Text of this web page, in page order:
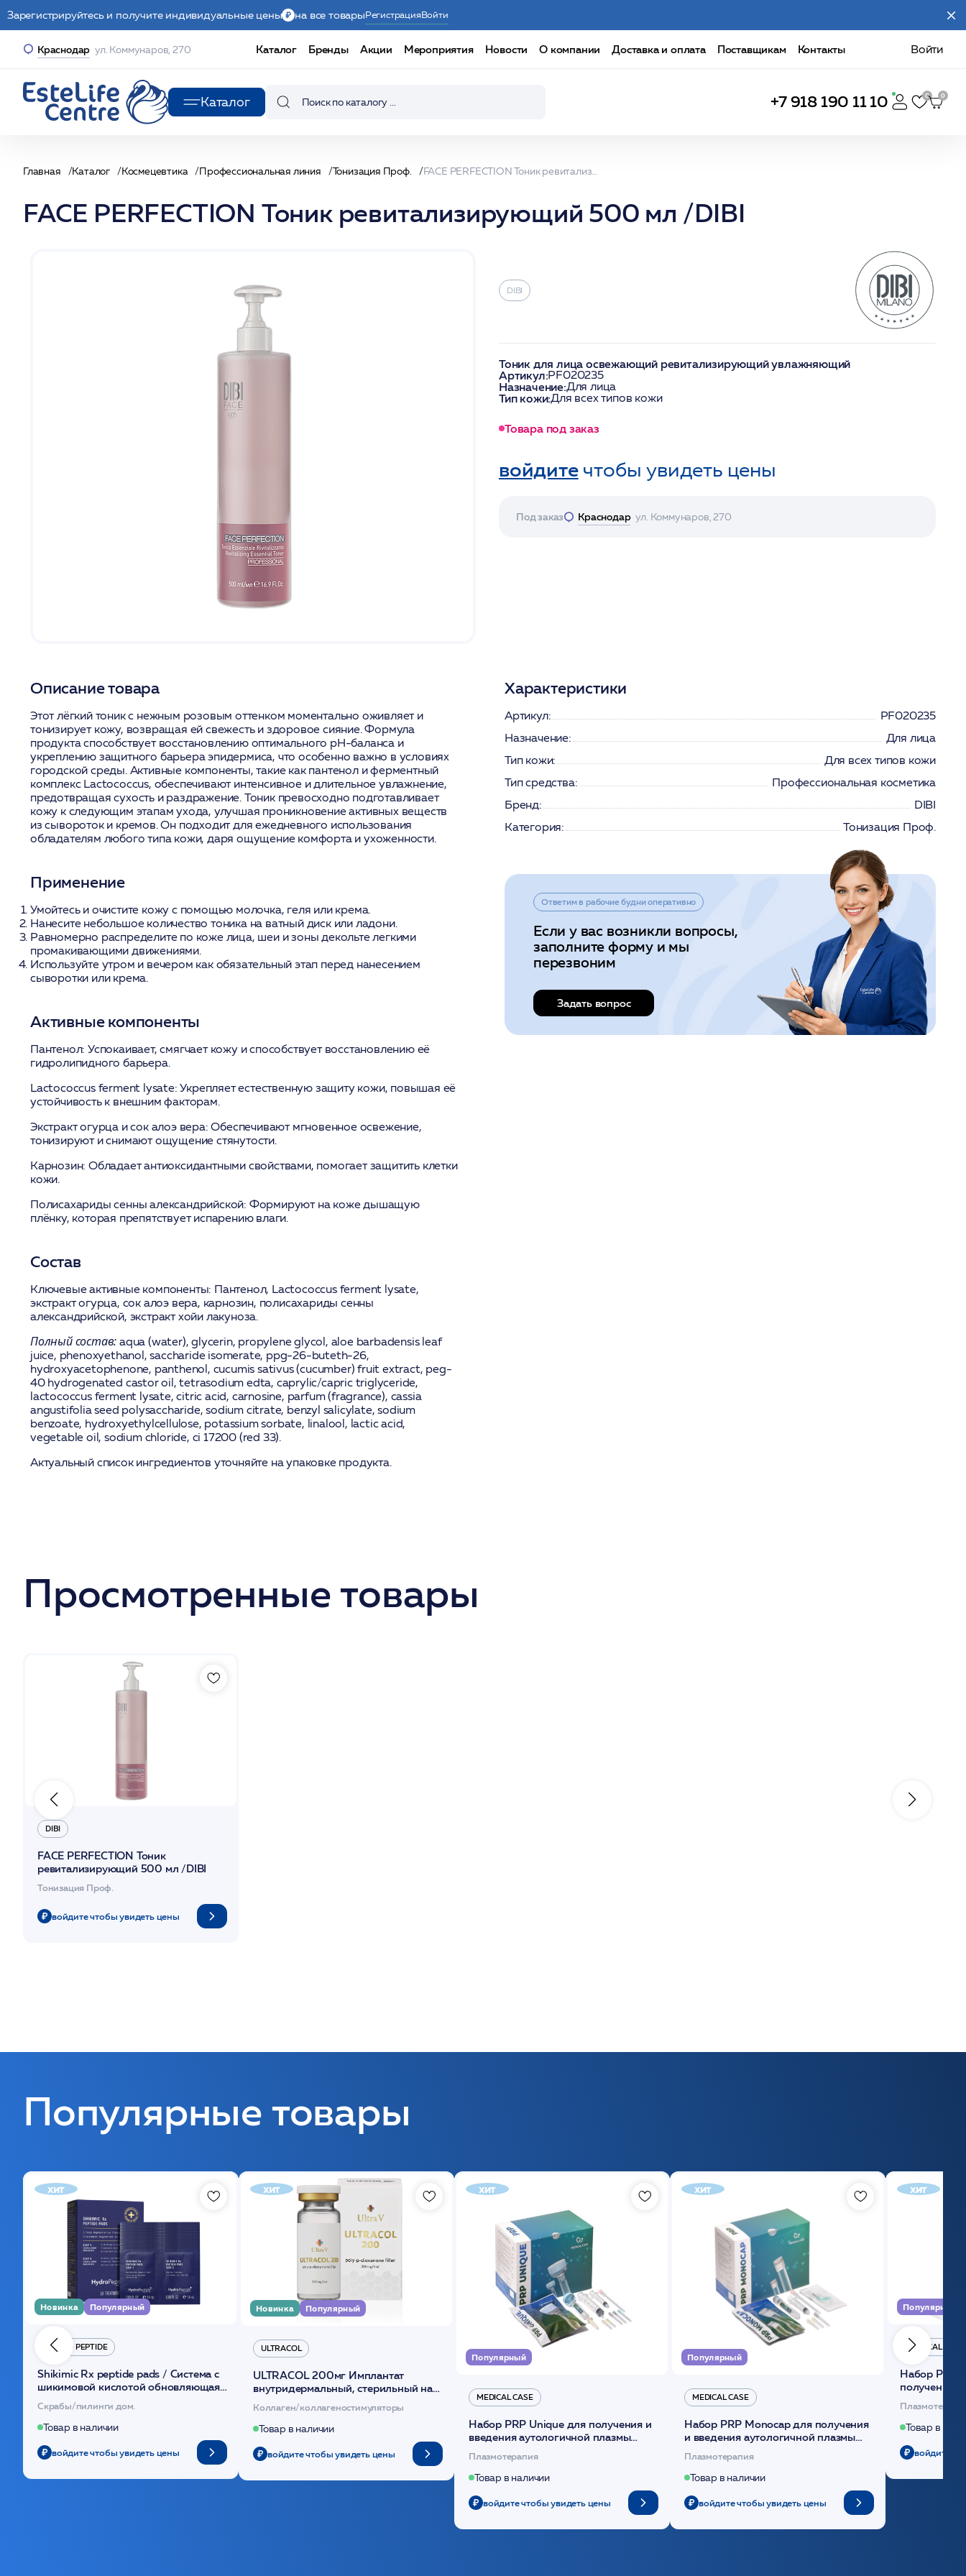
Зарегистрируйтесь и получите индивидуальные цены на все товарыРегистрацияВойти
Краснодар ул. Коммунаров, 270 Каталог Бренды Акции Мероприятия Новости О компании Доставка и оплата Поставщикам Контакты Войти
Каталог +7 918 190 11 10
Главная Каталог Космецевтика Профессиональная линия Тонизация Проф.
FACE PERFECTION Тоник ревитализирующий 500 мл /DIBI
DIBI
Тоник для лица освежающий ревитализирующий увлажняющий
Артикул:PF020235
Назначение:Для лица
Тип кожи:Для всех типов кожи
Товара под заказ
войдитечтобы увидеть цены
Под заказ Краснодар ул. Коммунаров, 270
Описание товара
Этот лёгкий тоник с нежным розовым оттенком моментально оживляет и
тонизирует кожу, возвращая ей свежесть и здоровое сияние. Формула
продукта способствует восстановлению оптимального pH-баланса и
укреплению защитного барьера эпидермиса, что особенно важно в условиях
городской среды. Активные компоненты, такие как пантенол и ферментный
комплекс Lactococcus, обеспечивают интенсивное и длительное увлажнение,
предотвращая сухость и раздражение. Тоник превосходно подготавливает
кожу к следующим этапам ухода, улучшая проникновение активных веществ
из сывороток и кремов. Он подходит для ежедневного использования
обладателям любого типа кожи, даря ощущение комфорта и ухоженности.
Применение
Умойтесь и очистите кожу с помощью молочка, геля или крема.
Нанесите небольшое количество тоника на ватный диск или ладони.
Равномерно распределите по коже лица, шеи и зоны декольте легкими
промакивающими движениями.
Используйте утром и вечером как обязательный этап перед нанесением
сыворотки или крема.
Активные компоненты
Пантенол: Успокаивает, смягчает кожу и способствует восстановлению её
гидролипидного барьера.
Lactococcus ferment lysate: Укрепляет естественную защиту кожи, повышая её
устойчивость к внешним факторам.
Экстракт огурца и сок алоэ вера: Обеспечивают мгновенное освежение,
тонизируют и снимают ощущение стянутости.
Карнозин: Обладает антиоксидантными свойствами, помогает защитить клетки
кожи.
Полисахариды сенны александрийской: Формируют на коже дышащую
плёнку, которая препятствует испарению влаги.
Состав
Ключевые активные компоненты: Пантенол, Lactococcus ferment lysate,
экстракт огурца, сок алоэ вера, карнозин, полисахариды сенны
александрийской, экстракт хойи лакуноза.
Полный состав: aqua (water), glycerin, propylene glycol, aloe barbadensis leaf
juice, phenoxyethanol, saccharide isomerate, ppg-26-buteth-26,
hydroxyacetophenone, panthenol, cucumis sativus (cucumber) fruit extract, peg-
40 hydrogenated castor oil, tetrasodium edta, caprylic/capric triglyceride,
lactococcus ferment lysate, citric acid, carnosine, parfum (fragrance), cassia
angustifolia seed polysaccharide, sodium citrate, benzyl salicylate, sodium
benzoate, hydroxyethylcellulose, potassium sorbate, linalool, lactic acid,
vegetable oil, sodium chloride, ci 17200 (red 33).
Актуальный список ингредиентов уточняйте на упаковке продукта.
Характеристики
Артикул:
PF020235
Назначение:
Для лица
Тип кожи:
Для всех типов кожи
Тип средства:
Профессиональная косметика
Бренд:
DIBI
Категория:
Тонизация Проф.
Ответим в рабочие будни оперативно
Если у вас возникли вопросы,
заполните форму и мы
перезвоним
Задать вопрос
Просмотренные товары
DIBI
FACE PERFECTION Тоник
ревитализирующий 500 мл /DIBI
Тонизация Проф.
войдите чтобы увидеть цены
Популярные товары
хит
Новинка Популярный
HYDRO PEPTIDE
Shikimic Rx peptide pads / Cистема с
шикимовой кислотой обновляющая
(30шт) /HP
Скрабы/пилинги дом.
Товар в наличии
войдите чтобы увидеть цены
хит
Новинка Популярный
ULTRACOL
ULTRACOL 200мг Имплантат
внутридермальный, стерильный на
основе полидиоксанона /ULTRACOL
Коллаген/коллагеностимуляторы
Товар в наличии
войдите чтобы увидеть цены
хит
Популярный
MEDICAL CASE
Набор PRP Unique для получения и
введения аутологичной плазмы
(саше 1шт)/Medical Case
Плазмотерапия
Товар в наличии
войдите чтобы увидеть цены
хит
Популярный
MEDICAL CASE
Набор PRP Monocap для получения
и введения аутологичной плазмы
(саше 1шт)/Medical Case
Плазмотерапия
Товар в наличии
войдите чтобы увидеть цены
хит
Популярный
MEDICAL CASE
Набор Plasmoactive Стандарт для
получения
плазмы
Товар в
войдите